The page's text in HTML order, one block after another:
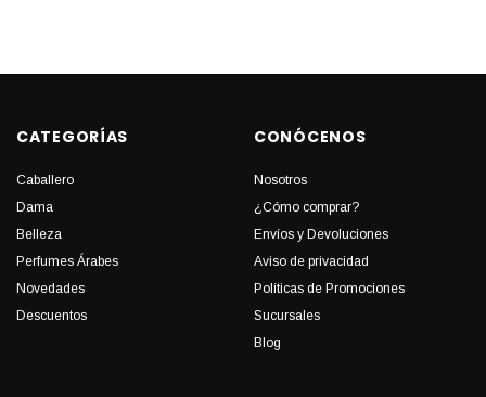
CATEGORÍAS
Caballero
Dama
Belleza
Perfumes Árabes
Novedades
Descuentos
CONÓCENOS
Nosotros
¿Cómo comprar?
Envíos y Devoluciones
Aviso de privacidad
Políticas de Promociones
Sucursales
Blog